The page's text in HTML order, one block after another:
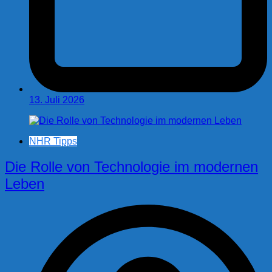
13. Juli 2026
NHR Tipps
Die Rolle von Technologie im modernen
Leben